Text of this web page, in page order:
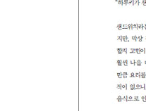
삶의 증거
꿈같은 길
눈을 감고
감정의 충실함